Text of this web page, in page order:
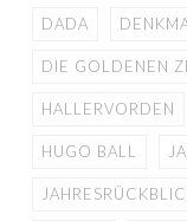
DADA
DIE GOLDENEN
HALLERVORDEN
HUGO BALL